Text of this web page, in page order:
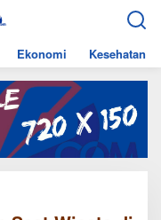
Ekonomi Kesehatan